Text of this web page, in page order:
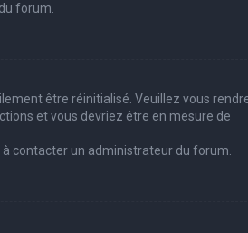
forum.
être réinitialisé. Veuillez vous
et vous devriez être en mesure de
contacter un administrateur du forum.